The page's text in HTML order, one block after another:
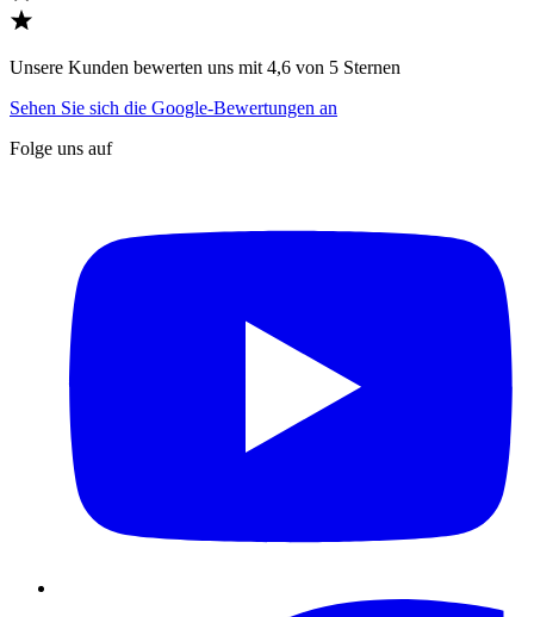
Unsere Kunden bewerten uns mit 4,6 von 5 Sternen
Sehen Sie sich die Google-Bewertungen an
Folge uns auf